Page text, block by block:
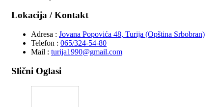
Lokacija / Kontakt
Adresa : Jovana Popovića 48, Turija (Opština Srbobran)
Telefon : 065/324-54-80
Mail : turija1990@gmail.com
Slični Oglasi